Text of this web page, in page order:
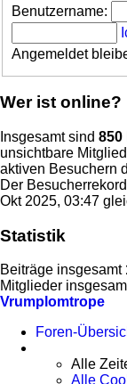
Benutzername:
Angemeldet
Wer ist online?
Insgesamt sind 850
unsichtbare
aktiven Besuchern
Der
Okt 2025, 03:47
Statistik
Beiträge insgesamt
Mitglieder
Vrumplomtrope
Foren-
Alle
Alle